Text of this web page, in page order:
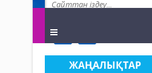
ЖАҢАЛЫҚТАР